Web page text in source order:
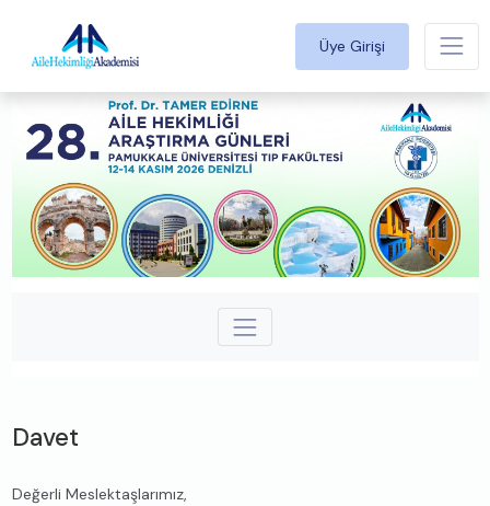
Üye Girişi
Davet
Değerli Meslektaşlarımız,